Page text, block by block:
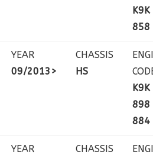
K9K
858
YEAR
09/2013>
CHASSIS
HS
K9K
898
884
YEAR
CHASSIS